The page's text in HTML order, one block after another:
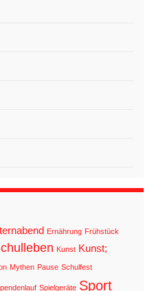
Ernährung Frühstück
Kunst Kunst;
Mythen Pause Schulfest
Spielgeräte Sport